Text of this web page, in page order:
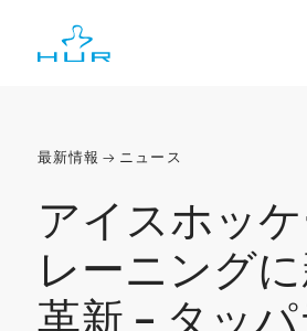
最新情報 ニュース
アイスホッ
レーニング
革新 – タッパ